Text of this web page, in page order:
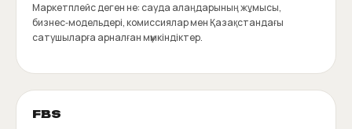
Маркетплейс деген не: сауда алаңдарының жұмысы,
бизнес‑модельдері, комиссиялар мен Қазақстандағы
сатушыларға арналған мүмкіндіктер.
FBS